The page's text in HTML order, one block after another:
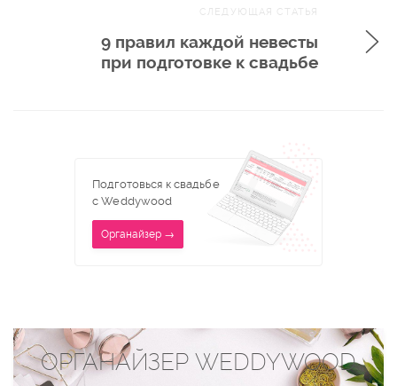
СЛЕДУЮЩАЯ СТАТЬЯ
9 правил каждой невесты
при подготовке к свадьбе
Подготовься к свадьбе
с Weddywood
Органайзер →
ОРГАНАЙЗЕР WEDDYWOOD